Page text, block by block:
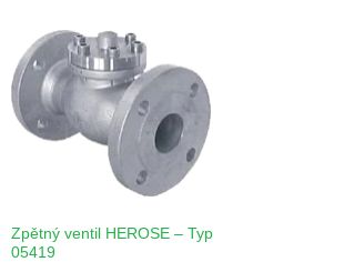
Zpětný ventil HEROSE – Typ
05419